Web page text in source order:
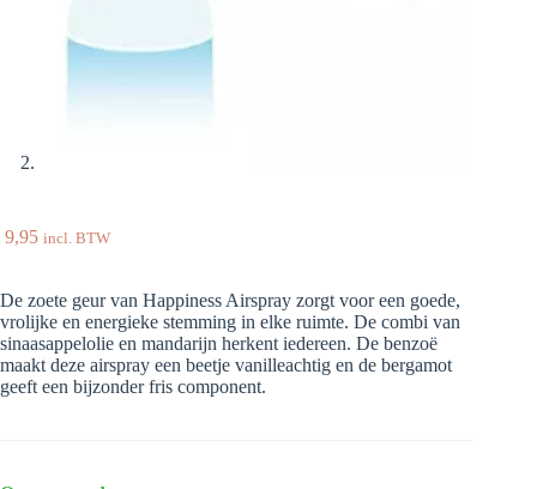
9,95 incl. BTW
De zoete geur van Happiness Airspray zorgt voor een goede,
vrolijke en energieke stemming in elke ruimte. De combi van
sinaasappelolie en mandarijn herkent iedereen. De benzoë
maakt deze airspray een beetje vanilleachtig en de bergamot
geeft een bijzonder fris component.